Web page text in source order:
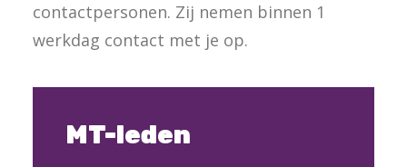
contactpersonen. Zij nemen binnen 1
werkdag contact met je op.
MT-leden